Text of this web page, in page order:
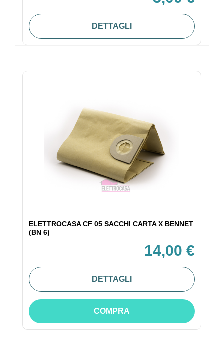
DETTAGLI
ELETTROCASA CF 05 SACCHI CARTA X BENNET
(BN 6)
14,00 €
DETTAGLI
COMPRA